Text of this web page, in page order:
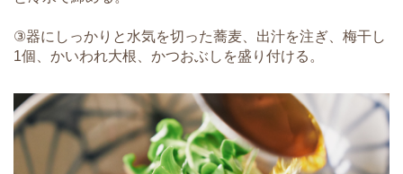
③器にしっかりと水気を切った蕎麦、出汁を注ぎ、梅干し
1個、かいわれ大根、かつおぶしを盛り付ける。